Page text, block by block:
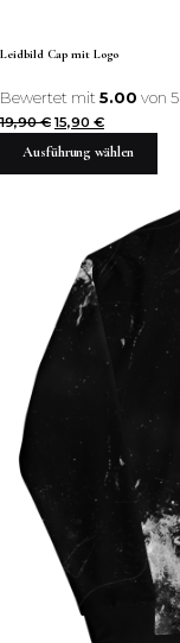
Leidbild Cap mit Logo
Bewertet mit 5.00 von 5
19,90€ 15,90 €
Ausführung wählen